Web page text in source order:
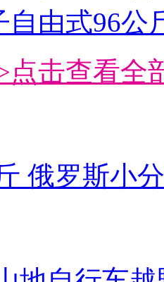
自由式96公
点击查看全
俄罗斯小